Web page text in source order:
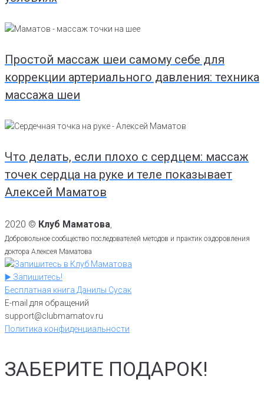
Простой массаж шеи самому себе для
коррекции артериального давления: техника
массажа шеи
Что делать, если плохо с сердцем: массаж
точек сердца на руке и теле показывает
Алексей Маматов
2020 © Клуб Маматова
Добровольное сообщество последователей методов и практик оздоровления
доктора Алексея Маматова
▶️ Запишитесь!
Бесплатная книга Данилы Сусак
E-mail для обращений
support@clubmamatov.ru
Политика конфиденциальности
ЗАБЕРИТЕ ПОДАРОК!